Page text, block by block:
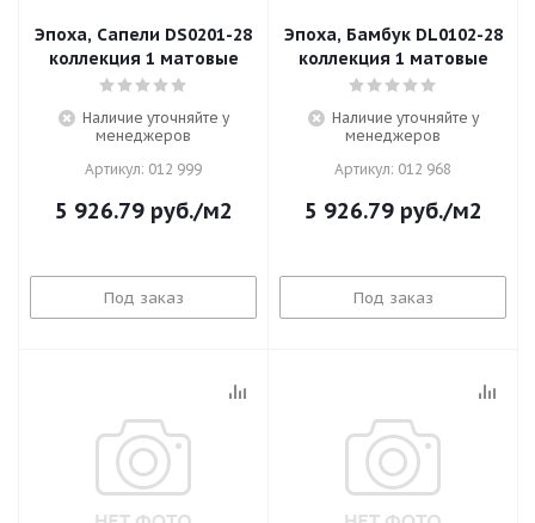
Эпоха, Сапели DS0201-28
коллекция 1 матовые
Наличие уточняйте у
менеджеров
Артикул: 012 999
5 926.79руб./м2
Под заказ
Эпоха, Бамбук DL0102-28
коллекция 1 матовые
Наличие уточняйте у
менеджеров
Артикул: 012 968
5 926.79руб./м2
Под заказ